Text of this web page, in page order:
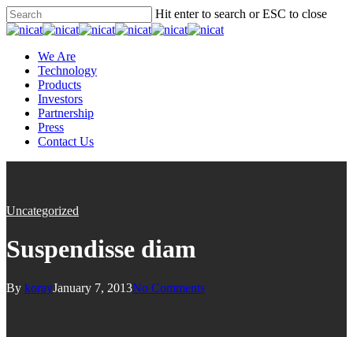
Hit enter to search or ESC to close
We Are
Technology
Products
Investors
Partnership
Press
Contact Us
Uncategorized
Suspendisse diam
By korayJanuary 7, 2013No Comments